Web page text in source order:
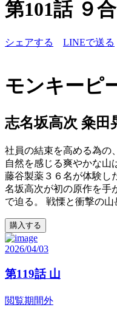
第101話 ９
シェアする LINEで送る
モンキーピ
志名坂高次 粂田
社員の結束を高める為の
自然を感じる爽やかな山
藤谷製薬３６名が体験
名坂高次が初の原作を手
で迫る。 戦慄と衝撃の
購入する
2026/04/03
第119話 山
閲覧期間外